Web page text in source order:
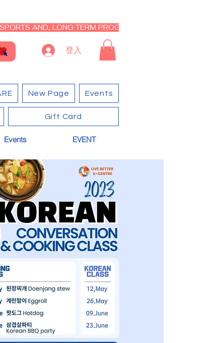
AND, LONG TERM PROGRAM - CLOSED RE-OPEN
登入
New Page Events
Gift Card
Events EVENT